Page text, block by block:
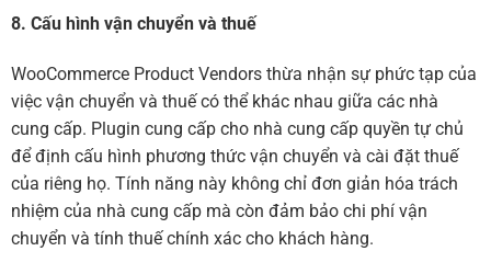
8. Cấu hình vận chuyển và thuế
WooCommerce Product Vendors thừa nhận sự phức tạp của
việc vận chuyển và thuế có thể khác nhau giữa các nhà
cung cấp. Plugin cung cấp cho nhà cung cấp quyền tự chủ
để định cấu hình phương thức vận chuyển và cài đặt thuế
của riêng họ. Tính năng này không chỉ đơn giản hóa trách
nhiệm của nhà cung cấp mà còn đảm bảo chi phí vận
chuyển và tính thuế chính xác cho khách hàng.